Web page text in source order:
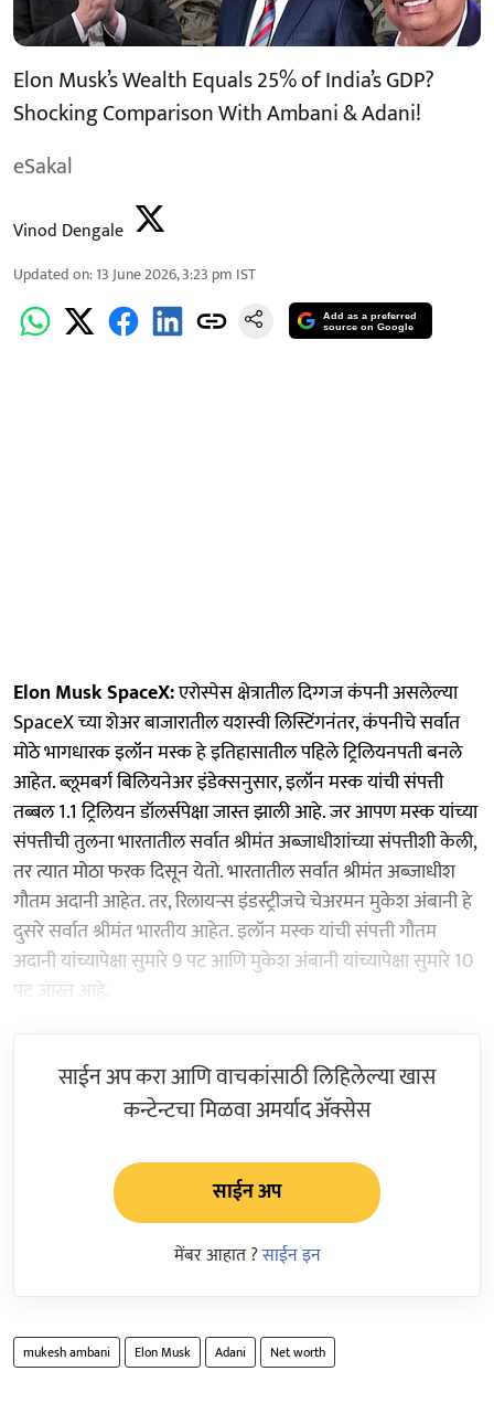
Elon Musk’s Wealth Equals 25% of India’s GDP?
Shocking Comparison With Ambani & Adani!
eSakal
Vinod Dengale
Updated on:13 June 2026, 3:23 pm IST
Add as a preferred
source on Google
Elon Musk SpaceX:एरोस्पेस क्षेत्रातील दिग्गज कंपनी असलेल्या
SpaceX च्या शेअर बाजारातील यशस्वी लिस्टिंगनंतर, कंपनीचे सर्वात
मोठे भागधारक इलॉन मस्क हे इतिहासातील पहिले ट्रिलियनपती बनले
आहेत. ब्लूमबर्ग बिलियनेअर इंडेक्सनुसार, इलॉन मस्क यांची संपत्ती
तब्बल 1.1 ट्रिलियन डॉलर्सपेक्षा जास्त झाली आहे. जर आपण मस्क यांच्या
संपत्तीची तुलना भारतातील सर्वात श्रीमंत अब्जाधीशांच्या संपत्तीशी केली,
तर त्यात मोठा फरक दिसून येतो. भारतातील सर्वात श्रीमंत अब्जाधीश
गौतम अदानी आहेत. तर, रिलायन्स इंडस्ट्रीजचे चेअरमन मुकेश अंबानी हे
दुसरे सर्वात श्रीमंत भारतीय आहेत. इलॉन मस्क यांची संपत्ती गौतम
अदानी यांच्यापेक्षा सुमारे 9 पट आणि मुकेश अंबानी यांच्यापेक्षा सुमारे 10
पट जास्त आहे.
साईन अप करा आणि वाचकांसाठी लिहिलेल्या खास
कन्टेन्टचा मिळवा अमर्याद ॲक्सेस
साईन अप
मेंबर आहात ?साईन इन
mukesh ambani Elon Musk Adani Net worth